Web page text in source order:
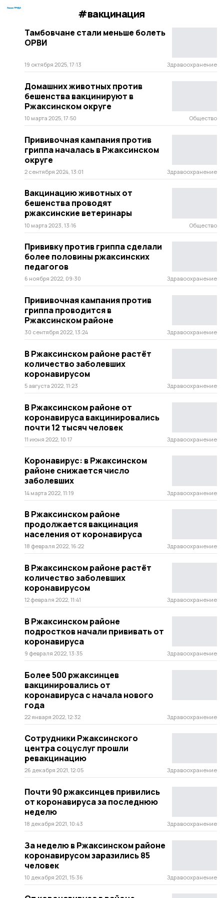
#вакцинация
Тамбовчане стали меньше болеть
ОРВИ
19 октября 2025, 17:13 Здравоохранение
Домашних животных против
бешенства вакцинируют в
Ржаксинском округе
10 марта 2025, 17:50 Общество
Прививочная кампания против
гриппа началась в Ржаксинском
округе
2 сентября 2024, 13:01 Здравоохранение
Вакцинацию животных от
бешенства проводят
ржаксинские ветеринары
10 марта 2023, 13:16 Общество
Прививку против гриппа сделали
более половины ржаксинских
педагогов
6 ноября 2022, 09:30 Здравоохранение
Прививочная кампания против
гриппа проводится в
Ржаксинском районе
30 сентября 2022, 13:24 Здравоохранение
В Ржаксинском районе растёт
количество заболевших
коронавирусом
5 августа 2022, 11:23 Здравоохранение
В Ржаксинском районе от
коронавируса вакцинировались
почти 12 тысяч человек
11 июня 2022, 10:17 Здравоохранение
Коронавирус: в Ржаксинском
районе снижается число
заболевших
14 марта 2022, 11:19 Здравоохранение
В Ржаксинском районе
продолжается вакцинация
населения от коронавируса
18 февраля 2022, 16:22 Здравоохранение
В Ржаксинском районе растёт
количество заболевших
коронавирусом
12 февраля 2022, 11:41 Здравоохранение
В Ржаксинском районе
подростков начали прививать от
коронавируса
9 февраля 2022, 13:35 Здравоохранение
Более 500 ржаксинцев
вакцинировались от
коронавируса с начала нового
года
22 января 2022, 12:32 Здравоохранение
Сотрудники Ржаксинского
центра соцуслуг прошли
ревакцинацию
26 декабря 2021, 12:05 Здравоохранение
Почти 90 ржаксинцев привились
от коронавируса за последнюю
неделю
18 декабря 2021, 10:43 Здравоохранение
За неделю в Ржаксинском районе
коронавирусом заразились 85
человек
10 декабря 2021, 15:36 Здравоохранение